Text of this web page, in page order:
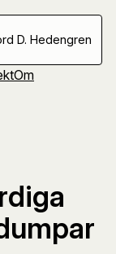
D. Hedengren
Om